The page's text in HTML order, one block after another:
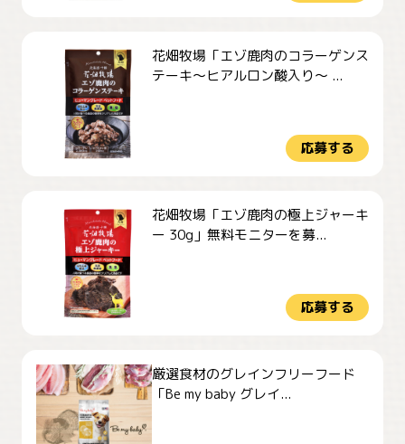
花畑牧場「エゾ鹿肉のコラーゲンス
テーキ～ヒアルロン酸入り～ ...
応募する
花畑牧場「エゾ鹿肉の極上ジャーキ
ー 30g」無料モニターを募...
応募する
厳選食材のグレインフリーフード
「Be my baby グレイ...